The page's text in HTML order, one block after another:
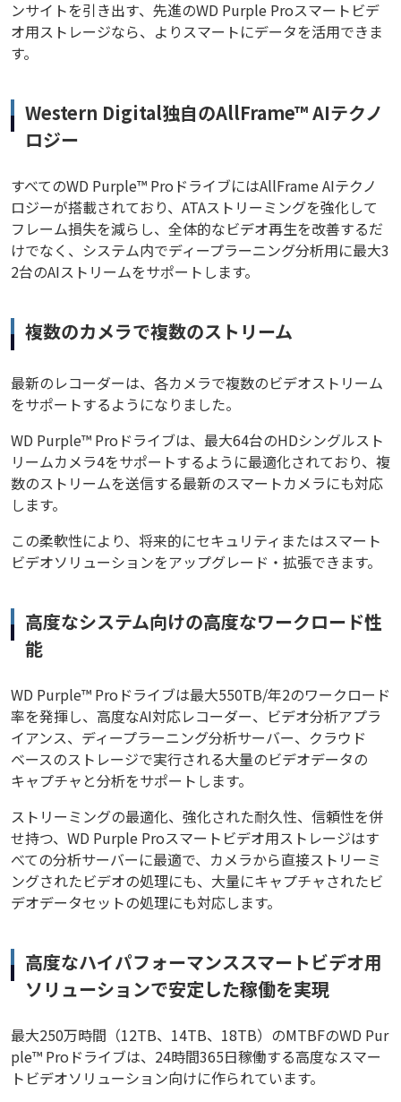
ンサイトを引き出す、先進のWD Purple Proスマートビデ
オ用ストレージなら、よりスマートにデータを活用できま
す。
Western Digital独自のAllFrame™ AIテクノ
ロジー
すべてのWD Purple™ ProドライブにはAllFrame AIテクノ
ロジーが搭載されており、ATAストリーミングを強化して
フレーム損失を減らし、全体的なビデオ再生を改善するだ
けでなく、システム内でディープラーニング分析用に最大3
2台のAIストリームをサポートします。
複数のカメラで複数のストリーム
最新のレコーダーは、各カメラで複数のビデオストリーム
をサポートするようになりました。
WD Purple™ Proドライブは、最大64台のHDシングルスト
リームカメラ4をサポートするように最適化されており、複
数のストリームを送信する最新のスマートカメラにも対応
します。
この柔軟性により、将来的にセキュリティまたはスマート
ビデオソリューションをアップグレード・拡張できます。
高度なシステム向けの高度なワークロード性
能
WD Purple™ Proドライブは最大550TB/年2のワークロード
率を発揮し、高度なAI対応レコーダー、ビデオ分析アプラ
イアンス、ディープラーニング分析サーバー、クラウド
ベースのストレージで実行される大量のビデオデータの
キャプチャと分析をサポートします。
ストリーミングの最適化、強化された耐久性、信頼性を併
せ持つ、WD Purple Proスマートビデオ用ストレージはす
べての分析サーバーに最適で、カメラから直接ストリーミ
ングされたビデオの処理にも、大量にキャプチャされたビ
デオデータセットの処理にも対応します。
高度なハイパフォーマンススマートビデオ用
ソリューションで安定した稼働を実現
最大250万時間（12TB、14TB、18TB）のMTBFのWD Pur
ple™ Proドライブは、24時間365日稼働する高度なスマー
トビデオソリューション向けに作られています。